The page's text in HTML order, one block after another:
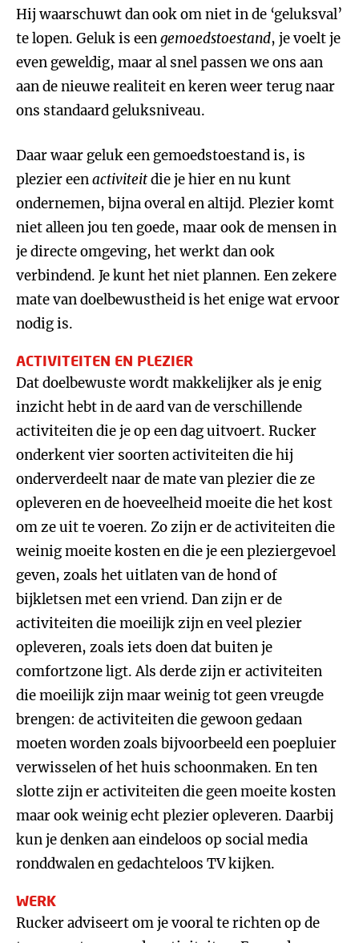
Hij waarschuwt dan ook om niet in de ‘geluksval’
te lopen. Geluk is eengemoedstoestand, je voelt je
even geweldig, maar al snel passen we ons aan
aan de nieuwe realiteit en keren weer terug naar
ons standaard geluksniveau.
Daar waar geluk een gemoedstoestand is, is
plezier eenactiviteitdie je hier en nu kunt
ondernemen, bijna overal en altijd. Plezier komt
niet alleen jou ten goede, maar ook de mensen in
je directe omgeving, het werkt dan ook
verbindend. Je kunt het niet plannen. Een zekere
mate van doelbewustheid is het enige wat ervoor
nodig is.
ACTIVITEITEN EN PLEZIER
Dat doelbewuste wordt makkelijker als je enig
inzicht hebt in de aard van de verschillende
activiteiten die je op een dag uitvoert. Rucker
onderkent vier soorten activiteiten die hij
onderverdeelt naar de mate van plezier die ze
opleveren en de hoeveelheid moeite die het kost
om ze uit te voeren. Zo zijn er de activiteiten die
weinig moeite kosten en die je een pleziergevoel
geven, zoals het uitlaten van de hond of
bijkletsen met een vriend. Dan zijn er de
activiteiten die moeilijk zijn en veel plezier
opleveren, zoals iets doen dat buiten je
comfortzone ligt. Als derde zijn er activiteiten
die moeilijk zijn maar weinig tot geen vreugde
brengen: de activiteiten die gewoon gedaan
moeten worden zoals bijvoorbeeld een poepluier
verwisselen of het huis schoonmaken. En ten
slotte zijn er activiteiten die geen moeite kosten
maar ook weinig echt plezier opleveren. Daarbij
kun je denken aan eindeloos op social media
ronddwalen en gedachteloos TV kijken.
WERK
Rucker adviseert om je vooral te richten op de